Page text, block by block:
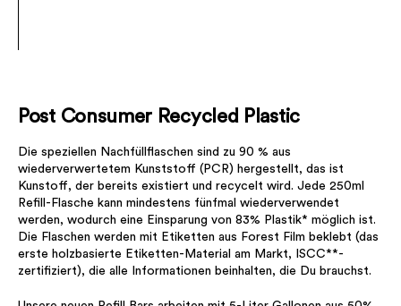
Post Consumer Recycled Plastic
Die speziellen Nachfüllflaschen sind zu 90 % aus
wiederverwertetem Kunststoff (PCR) hergestellt, das ist
Kunstoff, der bereits existiert und recycelt wird. Jede 250ml
Refill-Flasche kann mindestens fünfmal wiederverwendet
werden, wodurch eine Einsparung von 83% Plastik* möglich ist.
Die Flaschen werden mit Etiketten aus Forest Film beklebt (das
erste holzbasierte Etiketten-Material am Markt, ISCC**-
zertifiziert), die alle Informationen beinhalten, die Du brauchst.